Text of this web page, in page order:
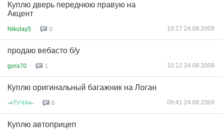
Куплю дверь переднюю правую на
Акцент
Nikolay5 0 10:17 24.08.2009
продаю вебасто б/у
gora70 1 10:12 24.08.2009
Куплю оригинальный багажник на Логан
-=ТУЧА=- 6 09:41 24.08.2009
Куплю автоприцеп